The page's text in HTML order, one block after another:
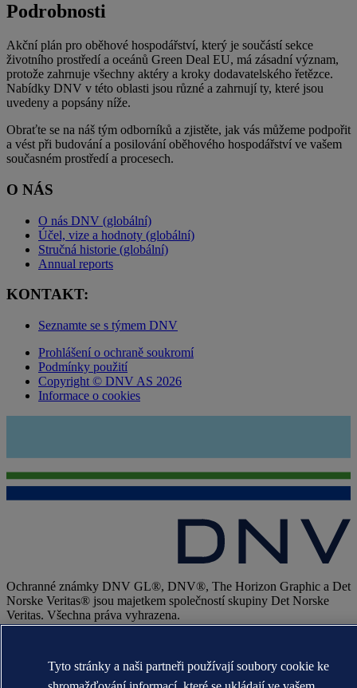
Podrobnosti
Akční plán pro oběhové hospodářství, který je součástí sekce
životního prostředí a oceánů Green Deal EU, má zásadní význam,
protože zahrnuje všechny aktéry a kroky dodavatelského řetězce.
Nabídky DNV v této oblasti jsou různé a zahrnují ty, které jsou
uvedeny a popsány níže.
Obraťte se na náš tým odborníků a zjistěte, jak vás můžeme podpořit
a vést při budování a posilování oběhového hospodářství ve vašem
současném prostředí a procesech.
O NÁS
O nás DNV (globální)
Účel, vize a hodnoty (globální)
Stručná historie (globální)
Annual reports
KONTAKT:
Seznamte se s týmem DNV
Prohlášení o ochraně soukromí
Podmínky použití
Copyright © DNV AS 2026
Informace o cookies
Ochranné známky DNV GL®, DNV®, The Horizon Graphic a Det
Norske Veritas® jsou majetkem společností skupiny Det Norske
Veritas. Všechna práva vyhrazena.
Tyto stránky a naši partneři používají soubory cookie ke